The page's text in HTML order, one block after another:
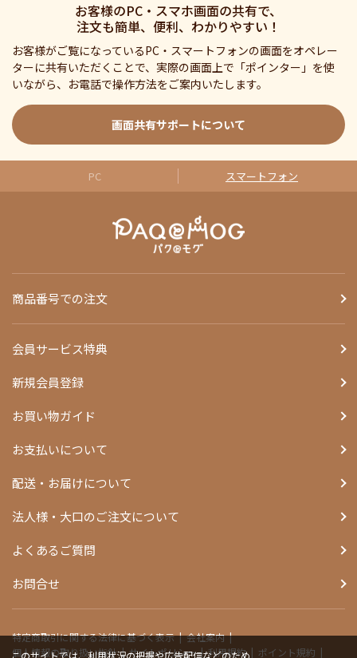
お客様のPC・スマホ画面の共有で、
注文も簡単、便利、わかりやすい！
お客様がご覧になっているPC・スマートフォンの画面をオペレー
ターに共有いただくことで、実際の画面上で「ポインター」を使
いながら、お電話で操作方法をご案内いたします。
画面共有サポートについて
PC スマートフォン
商品番号での注文
会員サービス特典
新規会員登録
お買い物ガイド
お支払いについて
配送・お届けについて
法人様・大口のご注文について
よくあるご質問
お問合せ
特定商取引に関する法律に基づく表示
会社案内
個人情報の取り扱い指針
サイトポリシー 利用規約 ポイント規約
このサイトでは、利用状況の把握や広告配信などのため